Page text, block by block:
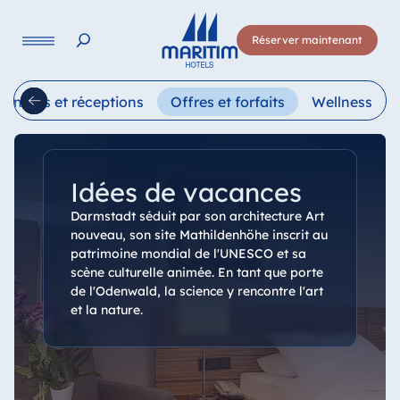
Réserver maintenant
English Français Italiano
et réceptions Offres et forfaits Wellness
Idées de vacances
Darmstadt séduit par son architecture Art
nouveau, son site Mathildenhöhe inscrit au
patrimoine mondial de l'UNESCO et sa
scène culturelle animée. En tant que porte
de l'Odenwald, la science y rencontre l'art
et la nature.